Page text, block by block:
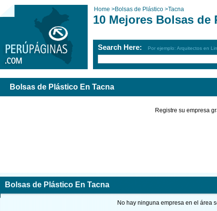
Home >Bolsas de Plástico >Tacna
10 Mejores Bolsas de
Search Here: Por ejemplo: Arquitectos en
Bolsas de Plástico En Tacna
Registre su empresa
Bolsas de Plástico En Tacna
No hay ninguna empresa en el área